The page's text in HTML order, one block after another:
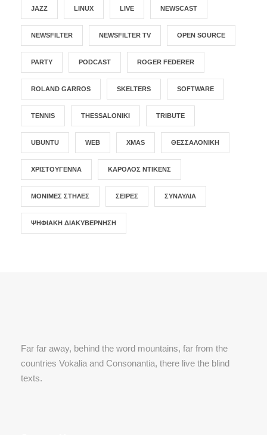
JAZZ LINUX LIVE NEWSCAST
NEWSFILTER NEWSFILTER TV OPEN SOURCE
PARTY PODCAST ROGER FEDERER
ROLAND GARROS SKELTERS SOFTWARE
TENNIS THESSALONIKI TRIBUTE
UBUNTU WEB XMAS ΘΕΣΣΑΛΟΝΊΚΗ
ΧΡΙΣΤΟΎΓΕΝΝΑ ΚΆΡΟΛΟΣ ΝΤΊΚΕΝΣ
ΜΌΝΙΜΕΣ ΣΤΉΛΕΣ ΣΕΙΡΈΣ ΣΥΝΑΥΛΊΑ
ΨΗΦΙΑΚΉ ΔΙΑΚΥΒΈΡΝΗΣΗ
Far far away, behind the word mountains, far from the
countries Vokalia and Consonantia, there live the blind
texts.